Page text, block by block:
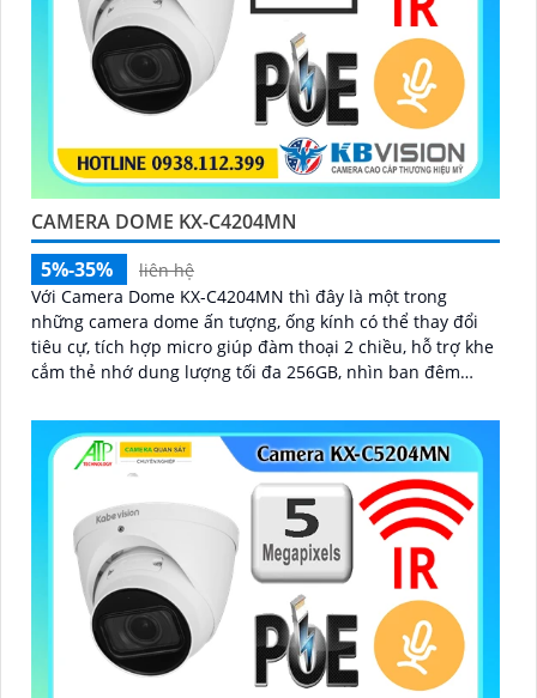
CAMERA DOME KX-C4204MN
5%-35%
liên hệ
Với Camera Dome KX-C4204MN thì đây là một trong
những camera dome ấn tượng, ống kính có thể thay đổi
tiêu cự, tích hợp micro giúp đàm thoại 2 chiều, hỗ trợ khe
cắm thẻ nhớ dung lượng tối đa 256GB, nhìn ban đêm